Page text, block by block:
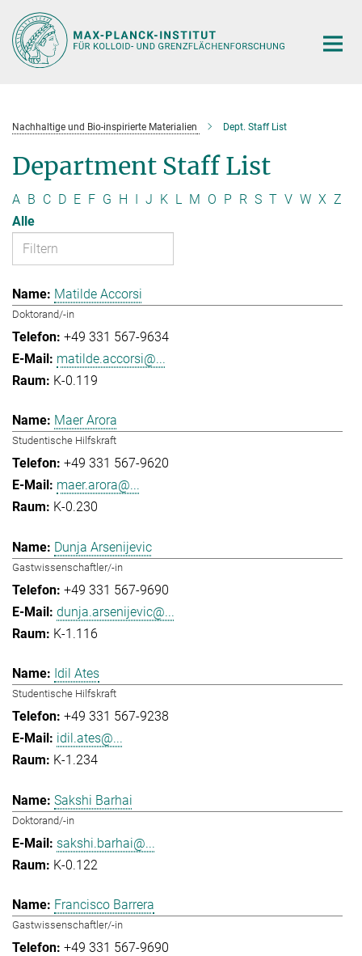
Hauptinhalt
Nachhaltige und Bio-inspirierte Materialien Dept. Staff List
Department Staff List
A B C D E F G H I J K L M O P R S T V W X Z
Alle
Matilde Accorsi
Doktorand/-in
+49 331 567-9634
matilde.accorsi@...
K-0.119
Maer Arora
Studentische Hilfskraft
+49 331 567-9620
maer.arora@...
K-0.230
Dunja Arsenijevic
Gastwissenschaftler/-in
+49 331 567-9690
dunja.arsenijevic@...
K-1.116
Idil Ates
Studentische Hilfskraft
+49 331 567-9238
idil.ates@...
K-1.234
Sakshi Barhai
Doktorand/-in
sakshi.barhai@...
K-0.122
Francisco Barrera
Gastwissenschaftler/-in
+49 331 567-9690